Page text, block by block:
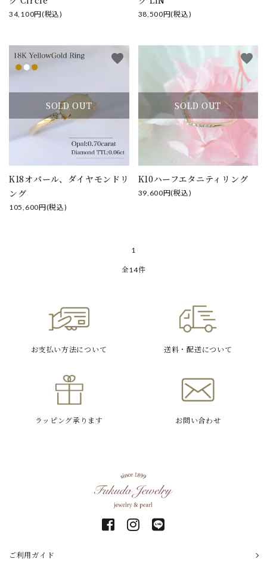
34,100円(税込) 38,500円(税込)
SOLD OUT
K18オパール、ダイヤモンドリ
ング
105,600円(税込)
favorite
SOLD OUT
K10ハーフエタニティリング
39,600円(税込)
favorite
1
全14件
お支払い方法について 送料・配送について
ラッピング承ります お問い合わせ
ご利用ガイド